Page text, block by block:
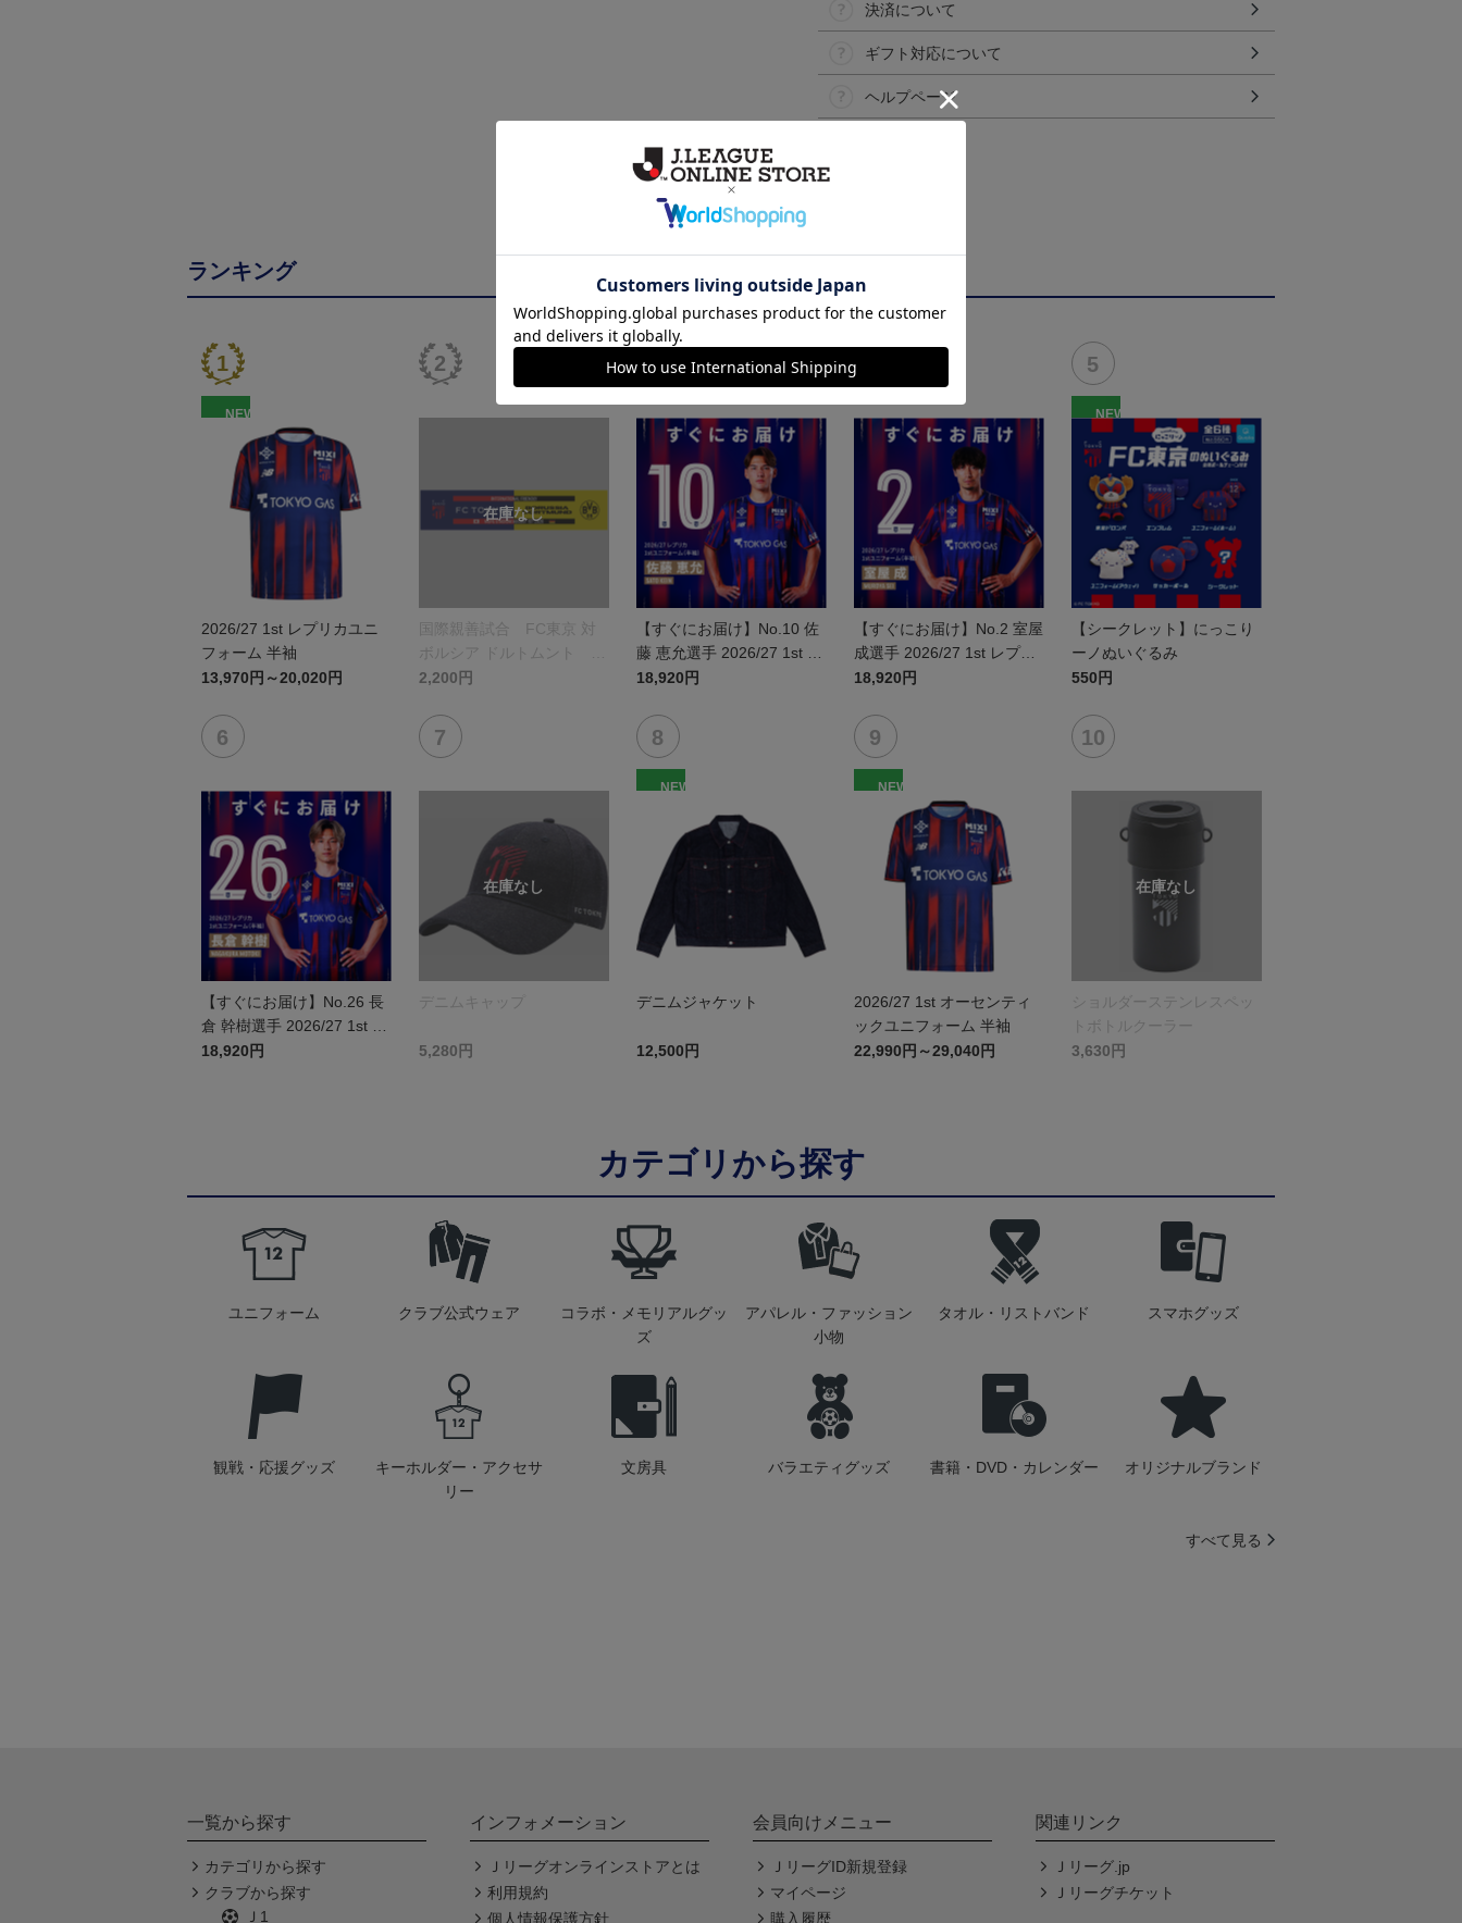
決済について
ギフト対応について
ヘルプページ
ランキング
NEW
2026/27 1st レプリカユニ
フォーム 半袖
13,970円～20,020円
国際親善試合 FC東京 対
ボルシア ドルトムント プ
リントタオルマフラー
2,200円
【すぐにお届け】No.10 佐
藤 恵允選手 2026/27 1st レ
プリカユニフォーム 半袖
18,920円
【すぐにお届け】No.2 室屋
成選手 2026/27 1st レプリ
カユニフォーム 半袖
18,920円
NEW
【シークレット】にっこり
ーノぬいぐるみ
550円
【すぐにお届け】No.26 長
倉 幹樹選手 2026/27 1st レ
プリカユニフォーム 半袖
18,920円
デニムキャップ
5,280円
NEW
デニムジャケット
12,500円
NEW
2026/27 1st オーセンティ
ックユニフォーム 半袖
22,990円～29,040円
ショルダーステンレスペッ
トボトルクーラー
3,630円
カテゴリから探す
ユニフォーム クラブ公式ウェア
コラボ・メモリアルグッ
ズ
アパレル・ファッション
小物
タオル・リストバンド スマホグッズ
観戦・応援グッズ
キーホルダー・アクセサ
リー
文房具 バラエティグッズ 書籍・DVD・カレンダー オリジナルブランド
すべて見る
一覧から探す
カテゴリから探す
クラブから探す
Ｊ1
インフォメーション
Ｊリーグオンラインストアとは
利用規約
個人情報保護方針
会員向けメニュー
ＪリーグID新規登録
マイページ
購入履歴
関連リンク
Ｊリーグ.jp
Ｊリーグチケット